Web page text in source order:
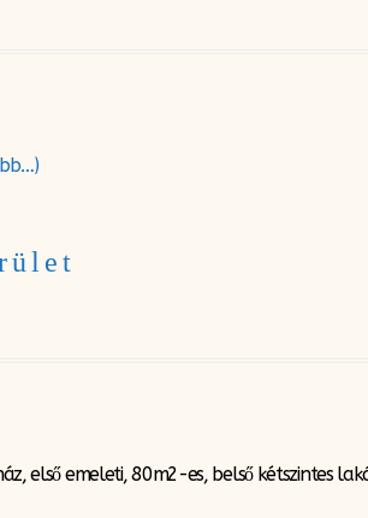
első emeleti, 80m2-es, belső kétszintes